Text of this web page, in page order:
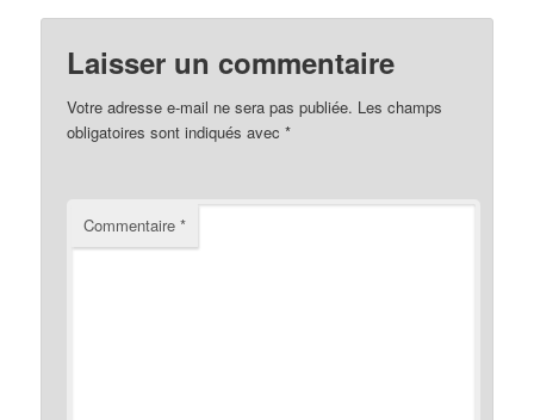
Laisser un commentaire
Votre adresse e-mail ne sera pas publiée. Les champs
obligatoires sont indiqués avec*
Commentaire*